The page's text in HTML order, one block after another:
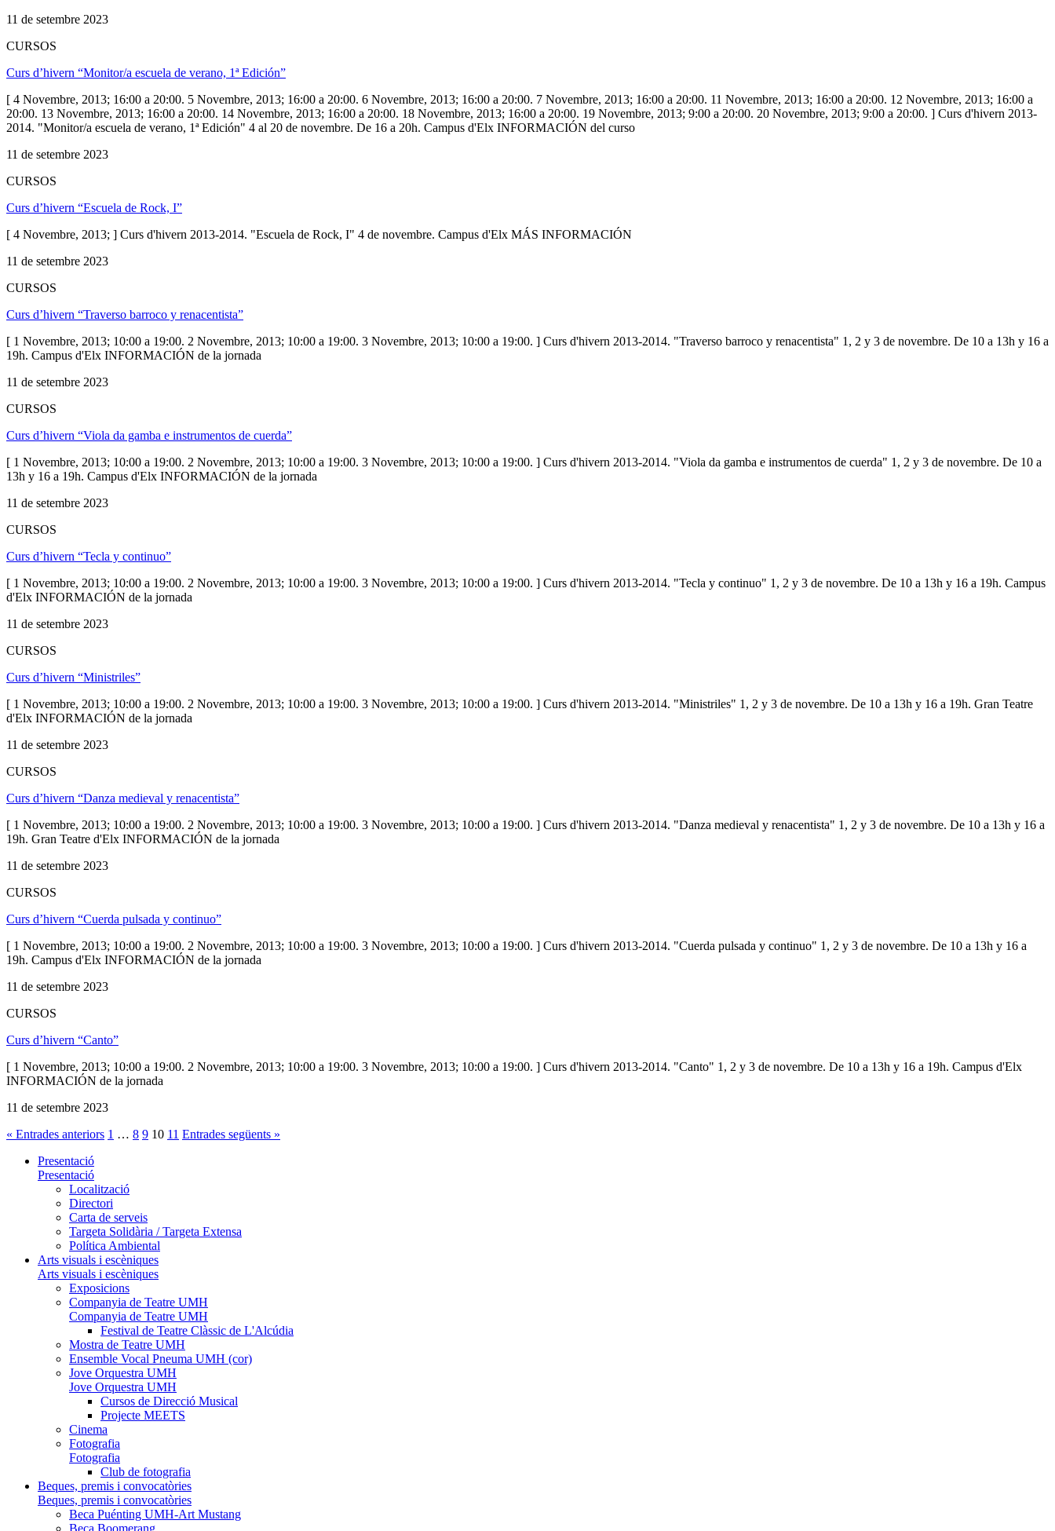
11 de setembre 2023
CURSOS
Curs d’hivern “Monitor/a escuela de verano, 1ª Edición”
[ 4 Novembre, 2013; 16:00 a 20:00. 5 Novembre, 2013; 16:00 a 20:00. 6 Novembre, 2013; 16:00 a 20:00. 7 Novembre, 2013; 16:00 a 20:00. 11 Novembre, 2013; 16:00 a 20:00. 12 Novembre, 2013; 16:00 a
20:00. 13 Novembre, 2013; 16:00 a 20:00. 14 Novembre, 2013; 16:00 a 20:00. 18 Novembre, 2013; 16:00 a 20:00. 19 Novembre, 2013; 9:00 a 20:00. 20 Novembre, 2013; 9:00 a 20:00. ] Curs d'hivern 2013-
2014. "Monitor/a escuela de verano, 1ª Edición" 4 al 20 de novembre. De 16 a 20h. Campus d'Elx INFORMACIÓN del curso
11 de setembre 2023
CURSOS
Curs d’hivern “Escuela de Rock, I”
[ 4 Novembre, 2013; ] Curs d'hivern 2013-2014. "Escuela de Rock, I" 4 de novembre. Campus d'Elx MÁS INFORMACIÓN
11 de setembre 2023
CURSOS
Curs d’hivern “Traverso barroco y renacentista”
[ 1 Novembre, 2013; 10:00 a 19:00. 2 Novembre, 2013; 10:00 a 19:00. 3 Novembre, 2013; 10:00 a 19:00. ] Curs d'hivern 2013-2014. "Traverso barroco y renacentista" 1, 2 y 3 de novembre. De 10 a 13h y 16 a
19h. Campus d'Elx INFORMACIÓN de la jornada
11 de setembre 2023
CURSOS
Curs d’hivern “Viola da gamba e instrumentos de cuerda”
[ 1 Novembre, 2013; 10:00 a 19:00. 2 Novembre, 2013; 10:00 a 19:00. 3 Novembre, 2013; 10:00 a 19:00. ] Curs d'hivern 2013-2014. "Viola da gamba e instrumentos de cuerda" 1, 2 y 3 de novembre. De 10 a
13h y 16 a 19h. Campus d'Elx INFORMACIÓN de la jornada
11 de setembre 2023
CURSOS
Curs d’hivern “Tecla y continuo”
[ 1 Novembre, 2013; 10:00 a 19:00. 2 Novembre, 2013; 10:00 a 19:00. 3 Novembre, 2013; 10:00 a 19:00. ] Curs d'hivern 2013-2014. "Tecla y continuo" 1, 2 y 3 de novembre. De 10 a 13h y 16 a 19h. Campus
d'Elx INFORMACIÓN de la jornada
11 de setembre 2023
CURSOS
Curs d’hivern “Ministriles”
[ 1 Novembre, 2013; 10:00 a 19:00. 2 Novembre, 2013; 10:00 a 19:00. 3 Novembre, 2013; 10:00 a 19:00. ] Curs d'hivern 2013-2014. "Ministriles" 1, 2 y 3 de novembre. De 10 a 13h y 16 a 19h. Gran Teatre
d'Elx INFORMACIÓN de la jornada
11 de setembre 2023
CURSOS
Curs d’hivern “Danza medieval y renacentista”
[ 1 Novembre, 2013; 10:00 a 19:00. 2 Novembre, 2013; 10:00 a 19:00. 3 Novembre, 2013; 10:00 a 19:00. ] Curs d'hivern 2013-2014. "Danza medieval y renacentista" 1, 2 y 3 de novembre. De 10 a 13h y 16 a
19h. Gran Teatre d'Elx INFORMACIÓN de la jornada
11 de setembre 2023
CURSOS
Curs d’hivern “Cuerda pulsada y continuo”
[ 1 Novembre, 2013; 10:00 a 19:00. 2 Novembre, 2013; 10:00 a 19:00. 3 Novembre, 2013; 10:00 a 19:00. ] Curs d'hivern 2013-2014. "Cuerda pulsada y continuo" 1, 2 y 3 de novembre. De 10 a 13h y 16 a
19h. Campus d'Elx INFORMACIÓN de la jornada
11 de setembre 2023
CURSOS
Curs d’hivern “Canto”
[ 1 Novembre, 2013; 10:00 a 19:00. 2 Novembre, 2013; 10:00 a 19:00. 3 Novembre, 2013; 10:00 a 19:00. ] Curs d'hivern 2013-2014. "Canto" 1, 2 y 3 de novembre. De 10 a 13h y 16 a 19h. Campus d'Elx
INFORMACIÓN de la jornada
11 de setembre 2023
« Entrades anteriors 1 … 8 9 10 11 Entrades següents »
Presentació
Presentació
Localització
Directori
Carta de serveis
Targeta Solidària / Targeta Extensa
Política Ambiental
Arts visuals i escèniques
Arts visuals i escèniques
Exposicions
Companyia de Teatre UMH
Companyia de Teatre UMH
Festival de Teatre Clàssic de L'Alcúdia
Mostra de Teatre UMH
Ensemble Vocal Pneuma UMH (cor)
Jove Orquestra UMH
Jove Orquestra UMH
Cursos de Direcció Musical
Projecte MEETS
Cinema
Fotografia
Fotografia
Club de fotografia
Beques, premis i convocatòries
Beques, premis i convocatòries
Beca Puénting UMH-Art Mustang
Beca Boomerang